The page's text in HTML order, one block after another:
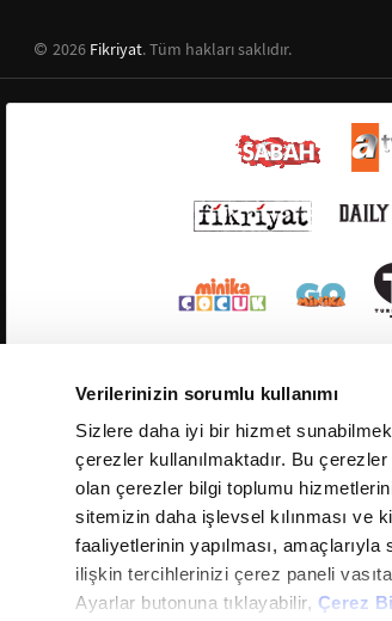
Verilerinizin sorumlu kullanımı
Sizlere daha iyi bir hizmet
çerezler kullanılmaktadır. Bu
olan çerezler bilgi toplumu
sitemizin daha işlevsel kılınması
faaliyetlerinin yapılması, amaçlarıyla
ilişkin tercihlerinizi çerez paneli
Ayarlar butonuna tıklayabilir, Çerez
2026 Fikriyat. Tüm hakları saklıdır.